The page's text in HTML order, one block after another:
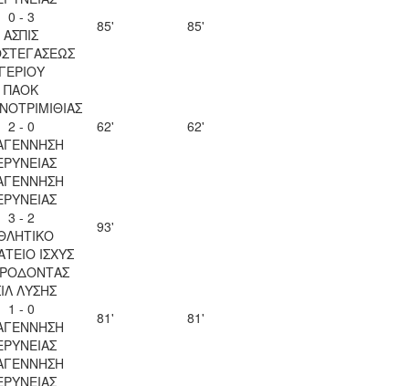
0 - 3
ΑΣΠΙΣ
85' 85'
ΠΑΟΚ
2 - 0
62' 62'
3 - 2
ΙΣΧΥΣ
93'
ΛΥΣΗΣ
1 - 0
81' 81'